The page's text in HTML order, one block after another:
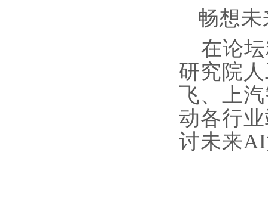
畅想
在论
研究院
飞、上
动各行
讨未来